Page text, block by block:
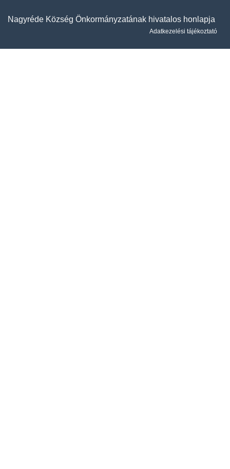
Nagyréde Község Önkormányzatának hivatalos honlapja
Adatkezelési tájékoztató